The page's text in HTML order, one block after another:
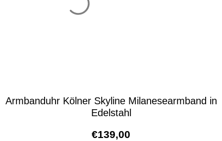
Armbanduhr Kölner Skyline Milanesearmband in
Edelstahl
€139,00